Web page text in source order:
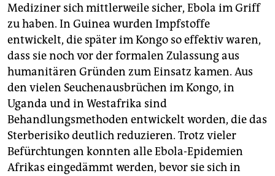
Mediziner sich mittlerweile sicher, Ebola im Griff
zu haben. In Guinea wurden Impfstoffe
entwickelt, die später im Kongo so effektiv waren,
dass sie noch vor der formalen Zulassung aus
humanitären Gründen zum Einsatz kamen. Aus
den vielen Seuchenausbrüchen im Kongo, in
Uganda und in Westafrika sind
Behandlungsmethoden entwickelt worden, die das
Sterberisiko deutlich reduzieren. Trotz vieler
Befürchtungen konnten alle Ebola-Epidemien
Afrikas eingedämmt werden, bevor sie sich in